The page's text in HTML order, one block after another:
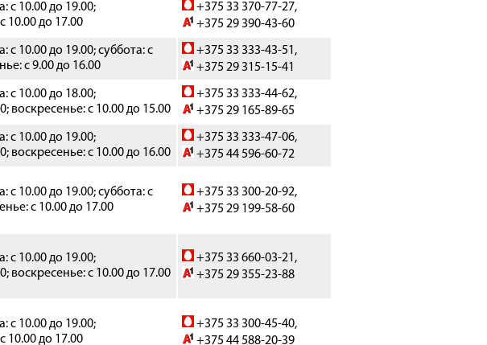
с 10.00 до 19.00;
с 10.00 до 17.00
+375 33 370-77-27,
+375 29 390-43-60
10.00 до 19.00; суббота: с
с 9.00 до 16.00
+375 33 333-43-51,
+375 29 315-15-41
с 10.00 до 18.00;
воскресенье: с 10.00 до 15.00
+375 33 333-44-62,
+375 29 165-89-65
с 10.00 до 19.00;
воскресенье: с 10.00 до 16.00
+375 33 333-47-06,
+375 44 596-60-72
10.00 до 19.00; суббота: с
с 10.00 до 17.00
+375 33 300-20-92,
+375 29 199-58-60
с 10.00 до 19.00;
воскресенье: с 10.00 до 17.00
+375 33 660-03-21,
+375 29 355-23-88
с 10.00 до 19.00;
10.00 до 17.00
+375 33 300-45-40,
+375 44 588-20-39